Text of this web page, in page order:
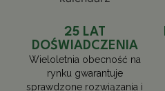
25 LAT
DOŚWIADCZENIA
Wieloletnia obecność na
rynku gwarantuje
sprawdzone rozwiązania i